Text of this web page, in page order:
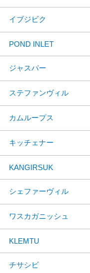
イブジビク
POND INLET
ジャスパー
ステファンヴィル
カムループス
キッチェナー
KANGIRSUK
シェファーヴィル
ワスカガニッシュ
KLEMTU
チサシビ